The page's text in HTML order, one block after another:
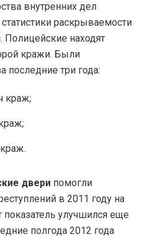
внутренних дел
раскрываемости
Полицейские находят
кражи. Были
последние три года:
краж;
двери помогли
в 2011 году на
показатель улучшился еще
полгода 2012 года